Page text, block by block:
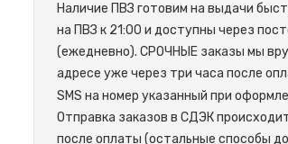
Наличие ПВЗ готовим на выдачи
на ПВЗ к 21:00 и доступны через
(ежедневно). СРОЧНЫЕ заказы мы
адресе уже через три часа после
SMS на номер указанный при
Отправка заказов в СДЭК
после оплаты (остальные способы